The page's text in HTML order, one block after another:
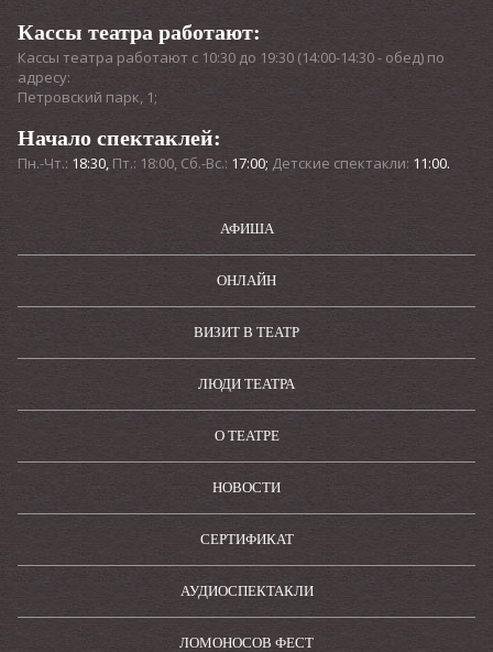
АФИША
ОНЛАЙН
ВИЗИТ В ТЕАТР
ЛЮДИ ТЕАТРА
О ТЕАТРЕ
НОВОСТИ
СЕРТИФИКАТ
АУДИОСПЕКТАКЛИ
ЛОМОНОСОВ ФЕСТ
Кассы театра работают:
Кассы театра работают с 10:30 до 19:30 (14:00-14:30 - обед) по
адресу:
Петровский парк, 1;
Начало спектаклей:
Пн.-Чт.: 18:30, Пт.: 18:00, Сб.-Вс.: 17:00; Детские спектакли: 11:00.